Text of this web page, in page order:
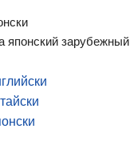
японский